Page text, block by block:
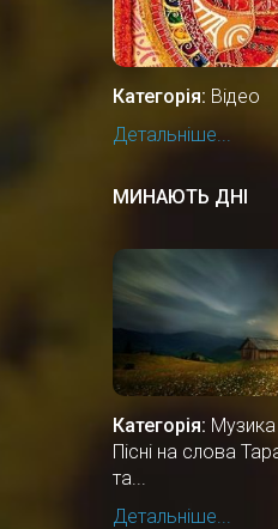
Категорія: Відео
Детальніше...
МИНАЮТЬ ДНІ
Категорія: Музика
Пісні на слова
та...
Детальніше...